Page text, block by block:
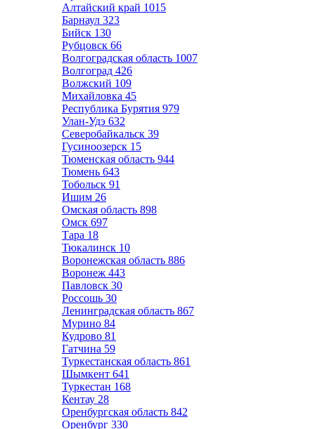
Алтайский край 1015
Барнаул 323
Бийск 130
Рубцовск 66
Волгоградская область 1007
Волгоград 426
Волжский 109
Михайловка 45
Республика Бурятия 979
Улан-Удэ 632
Северобайкальск 39
Гусиноозерск 15
Тюменская область 944
Тюмень 643
Тобольск 91
Ишим 26
Омская область 898
Омск 697
Тара 18
Тюкалинск 10
Воронежская область 886
Воронеж 443
Павловск 30
Россошь 30
Ленинградская область 867
Мурино 84
Кудрово 81
Гатчина 59
Туркестанская область 861
Шымкент 641
Туркестан 168
Кентау 28
Оренбургская область 842
Оренбург 330